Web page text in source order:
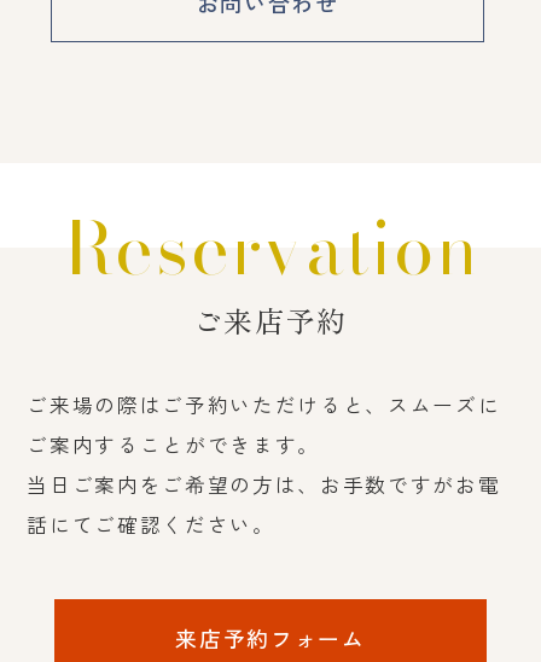
Reservation
ご来店予約
ご来場の際はご予約いただけると、スムーズに
ご案内することができます。
当日ご案内をご希望の方は、お手数ですがお電
話にてご確認ください。
来店予約フォーム